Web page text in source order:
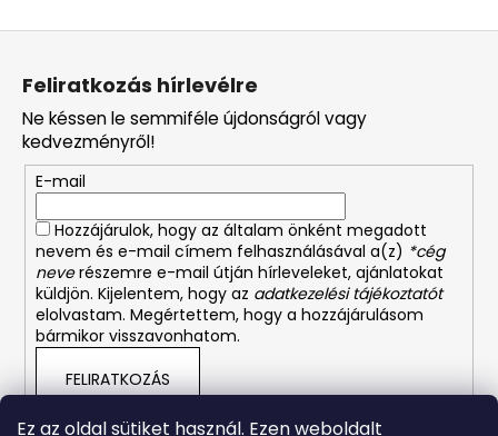
Ez az oldal sütiket használ. Ezen weboldalt
Feliratkozás hírlevélre
Ne késsen le semmiféle újdonságról vagy
kedvezményről!
E-mail
Hozzájárulok, hogy az általam önként megadott
nevem és e-mail címem felhasználásával a(z) *cég
neverészemre e-mail útján hírleveleket, ajánlatokat
küldjön. Kijelentem, hogy az adatkezelési tájékoztatót
elolvastam. Megértettem, hogy a hozzájárulásom
bármikor visszavonhatom.
FELIRATKOZÁS